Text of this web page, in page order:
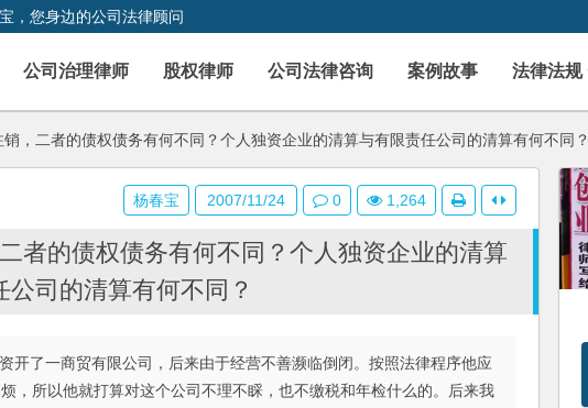
，您身边的公司法律顾问
公司治理律师 股权律师 公司法律咨询 案例故事 法律法规
，二者的债权债务有何不同？个人独资企业的清算与有限责任公司的清算有何不同？
者的债权债务有何不同？个人独资企业的清算
公司的清算有何不同？
开了一商贸有限公司，后来由于经营不善濒临倒闭。按照法律程序他应
，所以他就打算对这个公司不理不睬，也不缴税和年检什么的。后来我
杨春宝 2007/11/24 0 1,264